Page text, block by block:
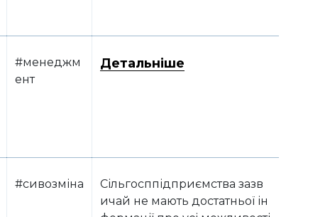
#менеджм
ент
Детальніше
#сивозміна
Сільгосппідприємства зазв
ичай не мають достатньої ін